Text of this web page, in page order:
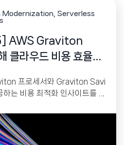
Modernization Serverless
AWS Graviton
클라우드 비용 효율성
프로세서와 Graviton Savi
는 비용 최적화 인사이트를 중
룹니다. Graviton은 최대 4
, 최대 60% 높은 에너지 효율
인프라 업그레이드가 아닌 비용